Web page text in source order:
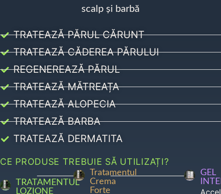
scalp și barbă
TRATEAZĂ PĂRUL CĂRUNT
TRATEAZĂ CĂDEREA PĂRULUI
REGENEREAZĂ PĂRUL
TRATEAZĂ MĂTREAȚA
TRATEAZĂ ALOPECIA
TRATEAZĂ BARBA
TRATEAZĂ DERMATITA
CE PRODUSE TREBUIE SĂ UTILIZAȚI?
TRATAMENTUL
LOZIONE
Tratamentul
Crema
Forte
GEL